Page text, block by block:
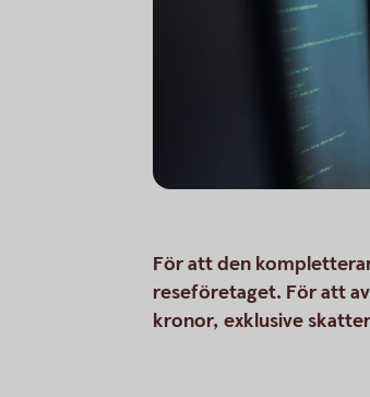
För att den
reseföretaget. För att
kronor, exklusive